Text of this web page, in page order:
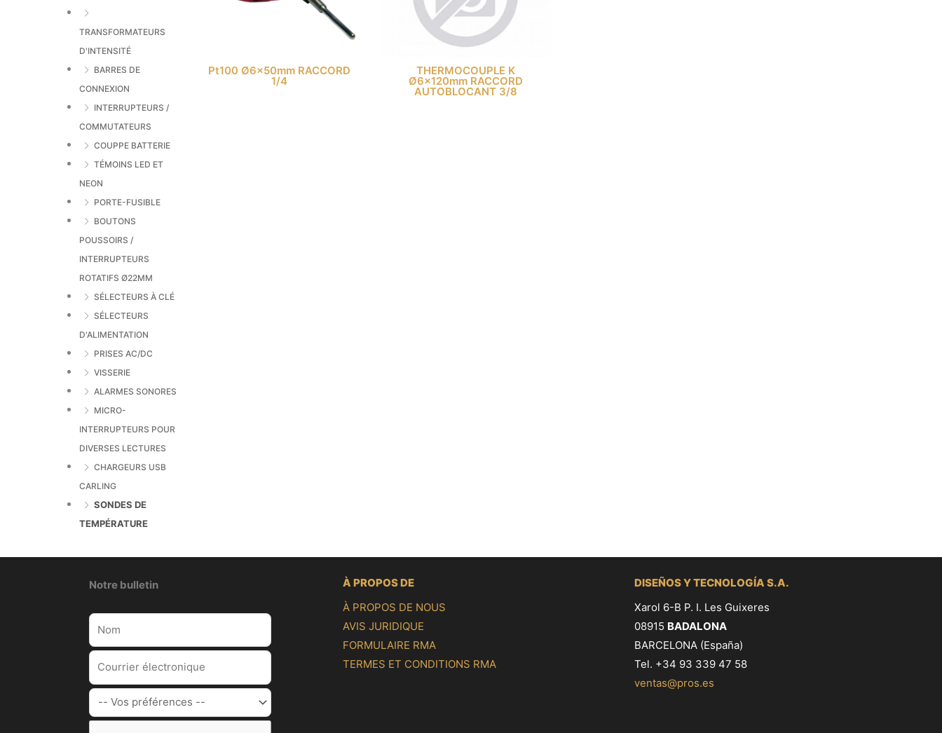
TRANSFORMATEURS
D'INTENSITÉ
BARRES DE
CONNEXION
INTERRUPTEURS /
COMMUTATEURS
COUPPE BATTERIE
TÉMOINS LED ET
NEON
PORTE-FUSIBLE
BOUTONS
POUSSOIRS /
INTERRUPTEURS
ROTATIFS Ø22MM
SÉLECTEURS À CLÉ
SÉLECTEURS
D'ALIMENTATION
PRISES AC/DC
VISSERIE
ALARMES SONORES
MICRO-
INTERRUPTEURS POUR
DIVERSES LECTURES
CHARGEURS USB
CARLING
SONDES DE
TEMPÉRATURE
Pt100 Ø6x50mm RACCORD
1/4
THERMOCOUPLE K
Ø6x120mm RACCORD
AUTOBLOCANT 3/8
Notre bulletin
À PROPOS DE
À PROPOS DE NOUS
AVIS JURIDIQUE
FORMULAIRE RMA
TERMES ET CONDITIONS RMA
DISEÑOS Y TECNOLOGÍA S.A.
Xarol 6-B P. I. Les Guixeres
08915 BADALONA
BARCELONA (España)
Tel. +34 93 339 47 58
ventas@pros.es